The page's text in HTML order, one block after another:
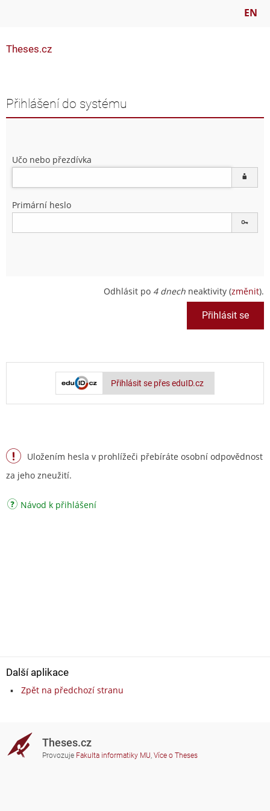
EN
Theses.cz
Přihlášení do systému
Učo nebo přezdívka
Primární heslo
Odhlásit po 4 dnech neaktivity (změnit).
Přihlásit se přes eduID.cz
Uložením hesla v prohlížeči přebíráte osobní odpovědnost
za jeho zneužití.
Návod k přihlášení
Další aplikace
Zpět na předchozí stranu
Theses.cz
Provozuje Fakulta informatiky MU, Více o Theses